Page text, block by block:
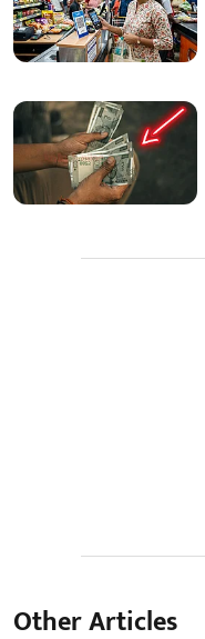
Other Articles